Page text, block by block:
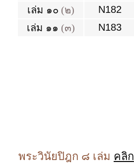
เล่ม ๑๐ (๒) N182
เล่ม ๑๑ (๓) N183
พระวินัยปิฎก ๘ เล่ม คลิก